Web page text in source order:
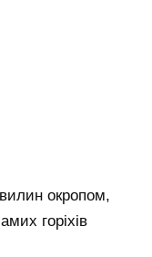
окропом,
горіхів